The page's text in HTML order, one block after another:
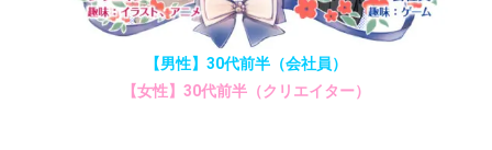
【男性】30代前半（会社員）
【女性】30代前半（クリエイター）